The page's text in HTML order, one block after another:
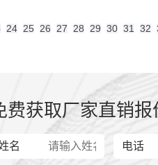
24 25 26 27 28 29 30 31 32
费获取厂家直销报
名 电话